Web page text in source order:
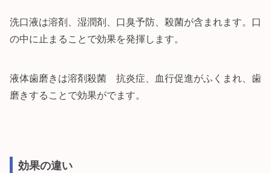
洗口液は溶剤、湿潤剤、口臭予防、殺菌が含まれます。口
の中に止まることで効果を発揮します。
液体歯磨きは溶剤殺菌 抗炎症、血行促進がふくまれ、歯
磨きすることで効果がでます。
効果の違い